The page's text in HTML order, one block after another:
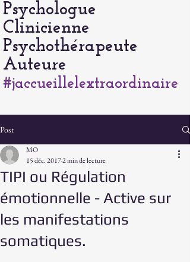
Psychologue
Clinicienne
Psychothérapeute
Auteure
#jaccueillelextraordinaire
Post
TIPI ou Régulation
émotionnelle - Active sur
les manifestations
somatiques.
MO
15 déc. 20172 min de lecture